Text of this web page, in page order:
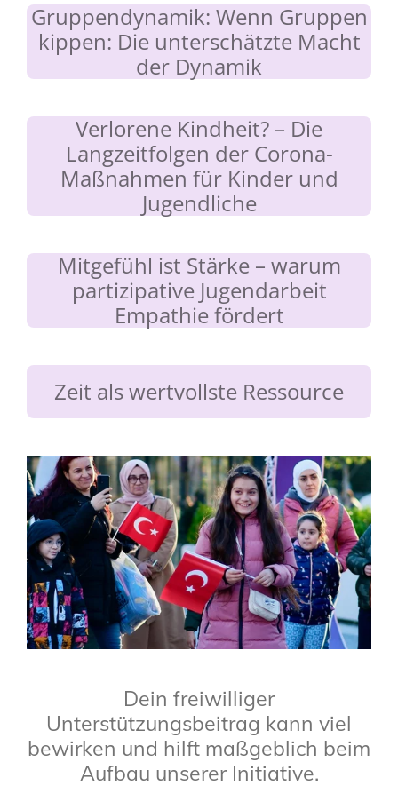
Gruppendynamik: Wenn Gruppen
kippen: Die unterschätzte Macht
der Dynamik
Verlorene Kindheit? – Die
Langzeitfolgen der Corona-
Maßnahmen für Kinder und
Jugendliche
Mitgefühl ist Stärke – warum
partizipative Jugendarbeit
Empathie fördert
Zeit als wertvollste Ressource
Dein freiwilliger
Unterstützungsbeitrag kann viel
bewirken und hilft maßgeblich beim
Aufbau unserer Initiative.